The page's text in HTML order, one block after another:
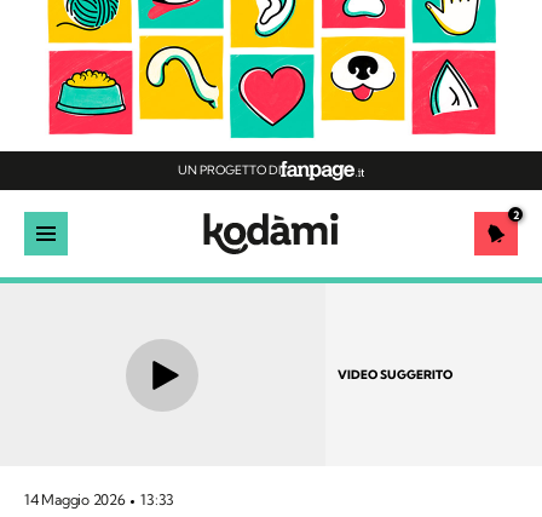
UN PROGETTO DI
2
VIDEO SUGGERITO
14 Maggio 2026 13:33